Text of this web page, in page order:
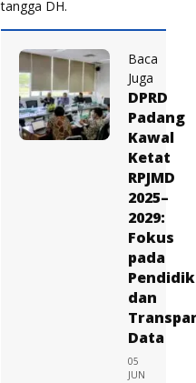
tangga DH.
Baca
Juga
DPRD
Padang
Kawal
Ketat
RPJMD
2025–
2029:
Fokus
pada
dan
Data
05
JUN